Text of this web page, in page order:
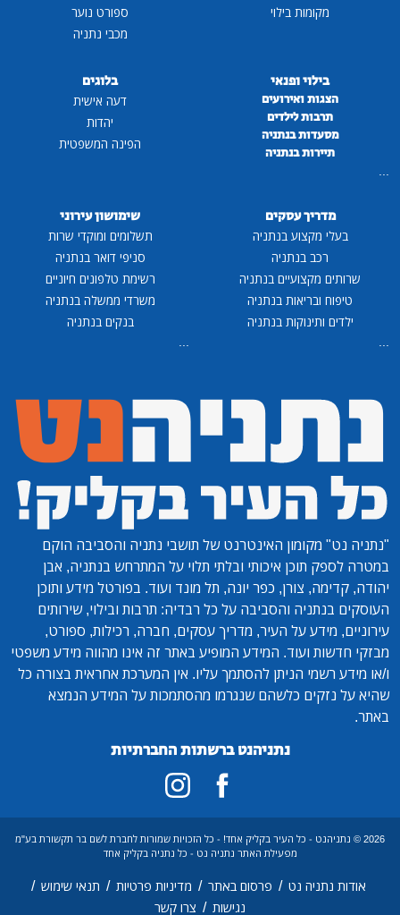
מקומות בילוי
ספורט נוער
מכבי נתניה
בילוי ופנאי
הצגות ואירועים
תרבות לילדים
מסעדות בנתניה
תיירות בנתניה
בלוגים
דעה אישית
יהדות
הפינה המשפטית
מדריך עסקים
בעלי מקצוע בנתניה
רכב בנתניה
שרותים מקצועיים בנתניה
טיפוח ובריאות בנתניה
ילדים ותינוקות בנתניה
שימושון עירוני
תשלומים ומוקדי שרות
סניפי דואר בנתניה
רשימת טלפונים חיוניים
משרדי ממשלה בנתניה
בנקים בנתניה
"נתניה נט" מקומון האינטרנט של תושבי נתניה והסביבה הוקם
במטרה לספק תוכן איכותי ובלתי תלוי על המתרחש בנתניה, אבן
יהודה, קדימה, צורן, כפר יונה, תל מונד ועוד. בפורטל מידע ותוכן
העוסקים בנתניה והסביבה על כל רבדיה: תרבות ובילוי, שירותים
עירוניים, מידע על העיר, מדריך עסקים, חברה, רכילות, ספורט,
מבזקי חדשות ועוד. המידע המופיע באתר זה אינו מהווה מידע משפטי
ו/או מידע רשמי הניתן להסתמך עליו. אין המערכת אחראית בצורה כל
שהיא על נזקים כלשהם שנגרמו מהסתמכות על המידע הנמצא
באתר.
נתניהנט ברשתות החברתיות
2026 © נתניהנט - כל העיר בקליק אחד! - כל הזכויות שמורות לחברת לשם בר תקשורת בע"מ
מפעילת האתר נתניה נט - כל נתניה בקליק אחד
אודות נתניה נט / פרסום באתר / מדיניות פרטיות / תנאי שימוש /
נגישות / צרו קשר